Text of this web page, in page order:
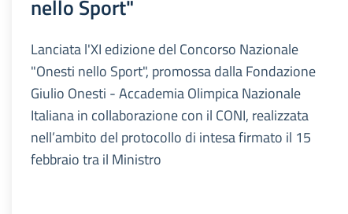
nello Sport"
Lanciata l'XI edizione del Concorso Nazionale
"Onesti nello Sport", promossa dalla Fondazione
Giulio Onesti - Accademia Olimpica Nazionale
Italiana in collaborazione con il CONI, realizzata
nell’ambito del protocollo di intesa firmato il 15
febbraio tra il Ministro